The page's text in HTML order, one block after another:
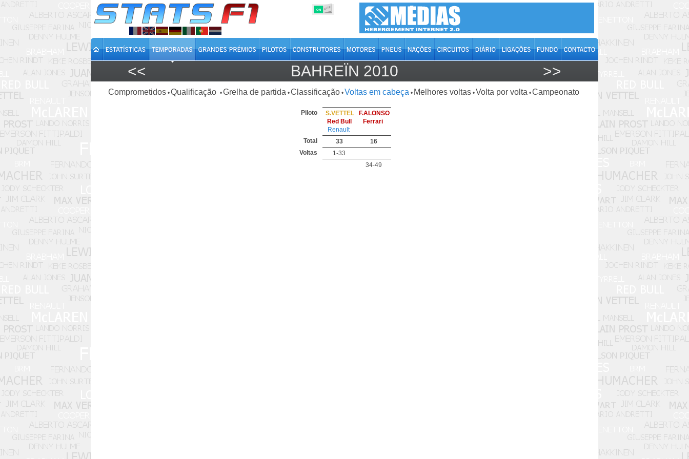
ON OFF
<< BAHREÏN 2010 >>
Comprometidos •Qualificação •Grelha de partida •Classificação •Voltas em cabeça • Melhores voltas •Volta por volta •Campeonato
Piloto
S.VETTEL
Red Bull
Renault
F.ALONSO
Ferrari
Total 33
16
Voltas
1-33
34-49